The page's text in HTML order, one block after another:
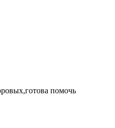
помочь